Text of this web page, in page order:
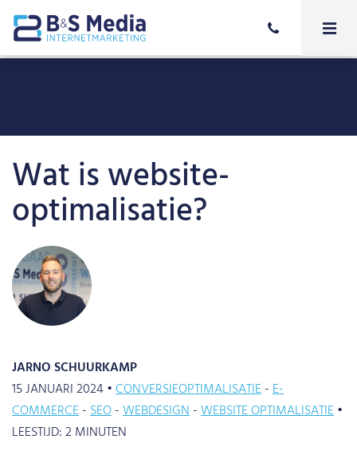
Wat is website-
optimalisatie?
JARNO SCHUURKAMP
15 JANUARI 2024 •CONVERSIEOPTIMALISATIE E-
COMMERCE SEO WEBDESIGN WEBSITE OPTIMALISATIE•
LEESTIJD:2MINUTEN